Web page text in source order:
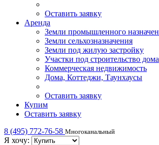
Оставить заявку
Аренда
Земли промышленного
Земли сельхозназначения
Земли под жилую застройку
Участки под строительство дома
Коммерческая недвижимость
Дома, Коттеджи, Таунхаусы
Оставить заявку
Купим
Оставить заявку
8 (495) 772-76-58 Многоканальный
Я хочу: